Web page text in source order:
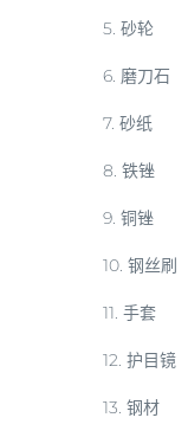
5. 砂轮
6. 磨刀石
7. 砂纸
8. 铁锉
9. 铜锉
10. 钢丝刷
11. 手套
12. 护目镜
13. 钢材